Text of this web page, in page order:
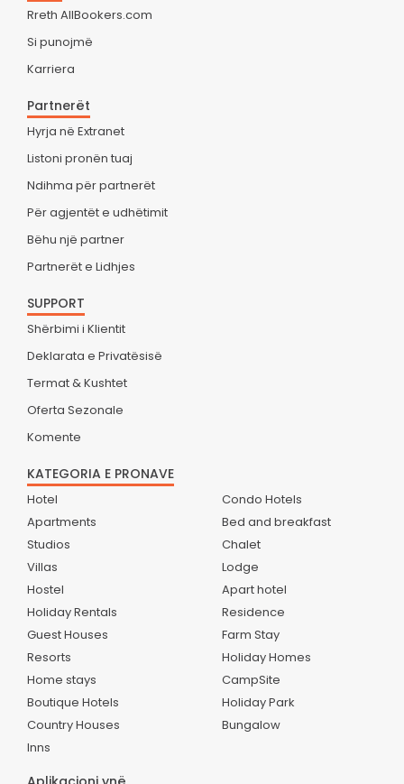
Rreth AllBookers.com
Si punojmë
Karriera
Partnerët
Hyrja në Extranet
Listoni pronën tuaj
Ndihma për partnerët
Për agjentët e udhëtimit
Bëhu një partner
Partnerët e Lidhjes
SUPPORT
Shërbimi i Klientit
Deklarata e Privatësisë
Termat & Kushtet
Oferta Sezonale
Komente
KATEGORIA E PRONAVE
Hotel
Apartments
Studios
Villas
Hostel
Holiday Rentals
Guest Houses
Resorts
Home stays
Boutique Hotels
Country Houses
Inns
Condo Hotels
Bed and breakfast
Chalet
Lodge
Apart hotel
Residence
Farm Stay
Holiday Homes
CampSite
Holiday Park
Bungalow